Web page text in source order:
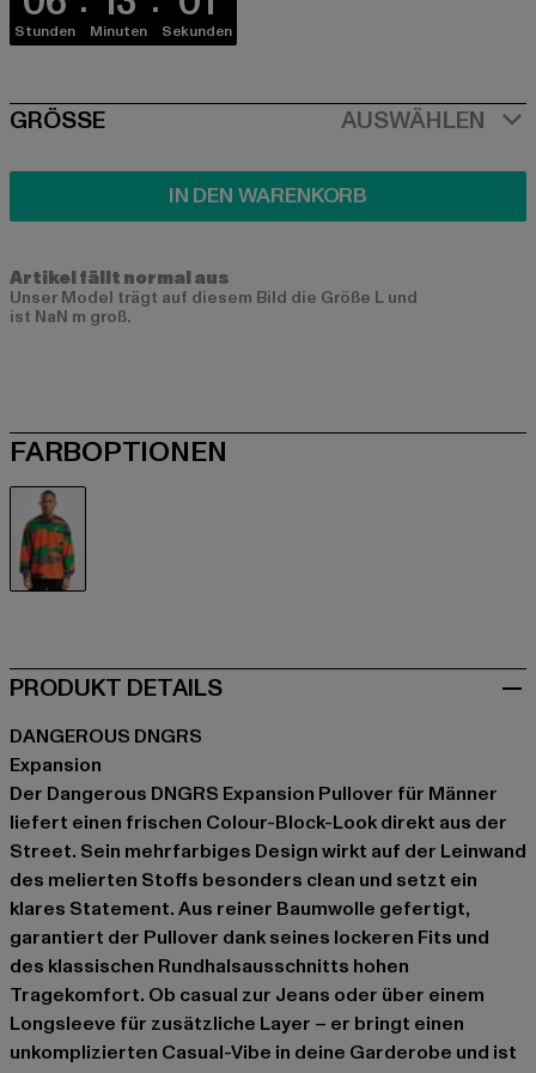
Stunden Minuten Sekunden
SIZE
GRÖSSE AUSWÄHLEN
IN DEN WARENKORB
Artikel fällt normal aus
Unser Model trägt auf diesem Bild die Größe L und
ist NaN m groß.
FARBOPTIONEN
PRODUKT DETAILS
DANGEROUS DNGRS
Expansion
Der Dangerous DNGRS Expansion Pullover für Männer
liefert einen frischen Colour-Block-Look direkt aus der
Street. Sein mehrfarbiges Design wirkt auf der Leinwand
des melierten Stoffs besonders clean und setzt ein
klares Statement. Aus reiner Baumwolle gefertigt,
garantiert der Pullover dank seines lockeren Fits und
des klassischen Rundhalsausschnitts hohen
Tragekomfort. Ob casual zur Jeans oder über einem
Longsleeve für zusätzliche Layer – er bringt einen
unkomplizierten Casual-Vibe in deine Garderobe und ist